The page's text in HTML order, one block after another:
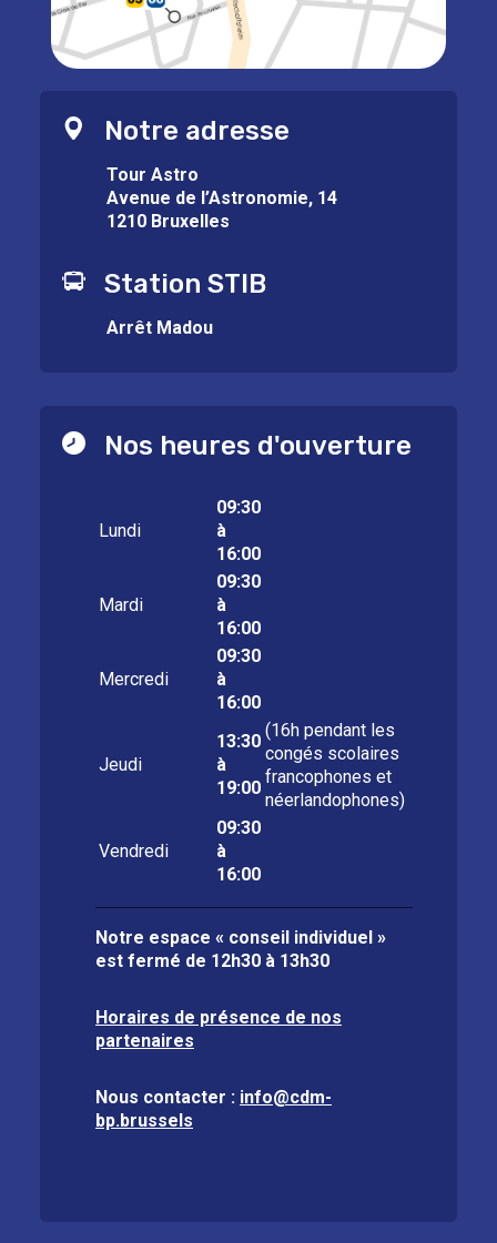
Notre adresse
Tour Astro
Avenue de l’Astronomie, 14
1210 Bruxelles
Station STIB
Arrêt Madou
Nos heures d'ouverture
Lundi
09:30
à
16:00
Mardi
09:30
à
16:00
Mercredi
09:30
à
16:00
Jeudi
13:30
à
19:00
(16h pendant les
congés scolaires
francophones et
néerlandophones)
Vendredi
09:30
à
16:00
Notre espace « conseil individuel »
est fermé de 12h30 à 13h30
Horaires de présence de nos
partenaires
Nous contacter : info@cdm-
bp.brussels